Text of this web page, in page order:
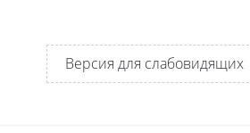
Версия для слабовидящих